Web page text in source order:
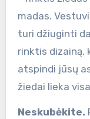
madas.
turi džiuginti
rinktis dizainą,
atspindi jūsų
žiedai lieka
Neskubėkite.